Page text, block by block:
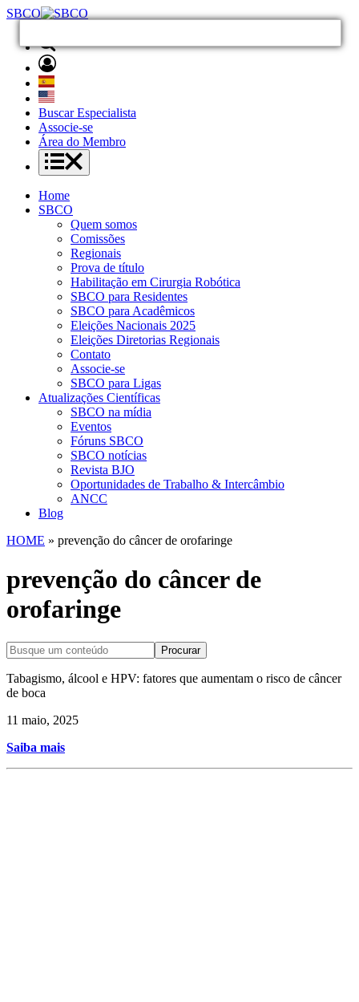
SBCO
Buscar Especialista
Associe-se
Área do Membro
Home
SBCO
Quem somos
Comissões
Regionais
Prova de título
Habilitação em Cirurgia Robótica
SBCO para Residentes
SBCO para Acadêmicos
Eleições Nacionais 2025
Eleições Diretorias Regionais
Contato
Associe-se
SBCO para Ligas
Atualizações Científicas
SBCO na mídia
Eventos
Fóruns SBCO
SBCO notícias
Revista BJO
Oportunidades de Trabalho & Intercâmbio
ANCC
Blog
HOME » prevenção do câncer de orofaringe
prevenção do câncer de
orofaringe
Procurar
Tabagismo, álcool e HPV: fatores que aumentam o risco de câncer
de boca
11 maio, 2025
Saiba mais